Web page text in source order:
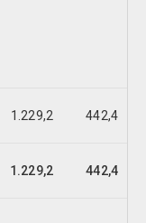
1.229,2 442,4
1.229,2 442,4